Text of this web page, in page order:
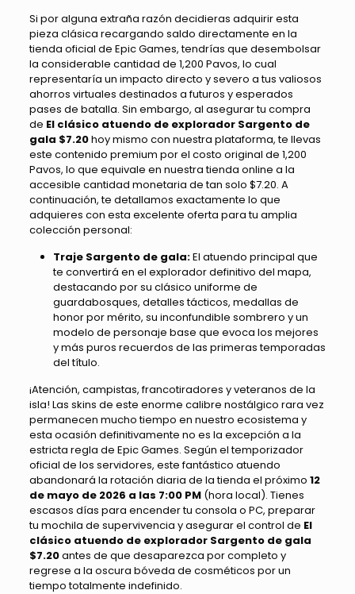
Si por alguna extraña razón decidieras adquirir esta
pieza clásica recargando saldo directamente en la
tienda oficial de Epic Games, tendrías que desembolsar
la considerable cantidad de 1,200 Pavos, lo cual
representaría un impacto directo y severo a tus valiosos
ahorros virtuales destinados a futuros y esperados
pases de batalla. Sin embargo, al asegurar tu compra
de El clásico atuendo de explorador Sargento de
gala $7.20hoy mismo con nuestra plataforma, te llevas
este contenido premium por el costo original de 1,200
Pavos, lo que equivale en nuestra tienda online a la
accesible cantidad monetaria de tan solo $7.20. A
continuación, te detallamos exactamente lo que
adquieres con esta excelente oferta para tu amplia
colección personal:
Traje Sargento de gala:El atuendo principal que
te convertirá en el explorador definitivo del mapa,
destacando por su clásico uniforme de
guardabosques, detalles tácticos, medallas de
honor por mérito, su inconfundible sombrero y un
modelo de personaje base que evoca los mejores
y más puros recuerdos de las primeras temporadas
del título.
¡Atención, campistas, francotiradores y veteranos de la
isla! Las skins de este enorme calibre nostálgico rara vez
permanecen mucho tiempo en nuestro ecosistema y
esta ocasión definitivamente no es la excepción a la
estricta regla de Epic Games. Según el temporizador
oficial de los servidores, este fantástico atuendo
abandonará la rotación diaria de la tienda el próximo 12
de mayo de 2026 a las 7:00 PM(hora local). Tienes
escasos días para encender tu consola o PC, preparar
tu mochila de supervivencia y asegurar el control de El
clásico atuendo de explorador Sargento de gala
$7.20antes de que desaparezca por completo y
regrese a la oscura bóveda de cosméticos por un
tiempo totalmente indefinido.